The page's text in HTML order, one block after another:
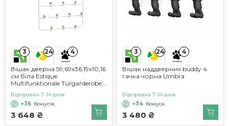
3 24 4
Вішак дверна 59,69x36,19x10,16
см біла Estique
Multifunktionale Türgarderobe
3 648 ₴
Відправка 7-14 днів
+36 бонусів
3 24 4
Вішак наддверних buddy 4
гачка чорна Umbra
3 480 ₴
Відправка 7-14 днів
+34 бонуса